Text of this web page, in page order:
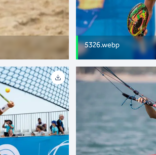
5326.webp